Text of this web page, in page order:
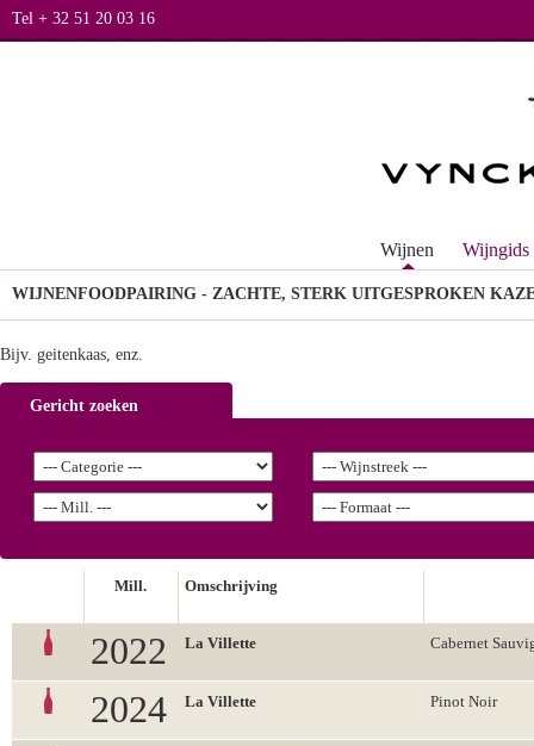
Tel + 32 51 20 03 16
Wijnen Wijngids
WIJNENFOODPAIRING - ZACHTE, STERK UITGESPROKEN
Bijv. geitenkaas, enz.
Gericht zoeken
Mill. Omschrijving
2022 La Villette Cabernet
2024 La Villette Pinot Noir